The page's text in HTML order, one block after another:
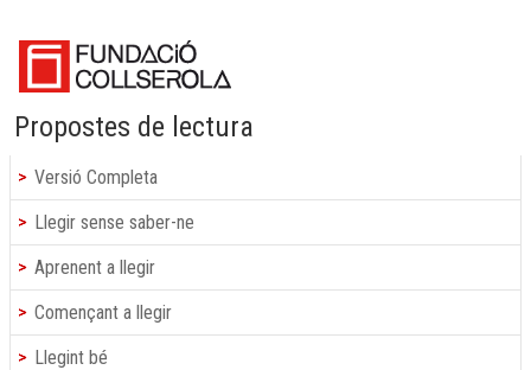
Propostes de lectura
Versió Completa
Llegir sense saber-ne
Aprenent a llegir
Començant a llegir
Llegint bé